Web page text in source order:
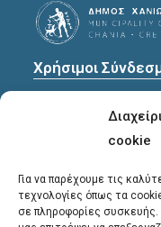
cookie
Για να παρέχουμε τις
τεχνολογίες όπως τα
σε πληροφορίες συσκευής.
Χρήσιμοι
Προσωπικών